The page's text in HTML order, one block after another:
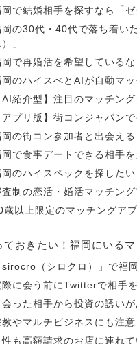
岡で結婚相手を探すなら「ゼ
岡の30代・40代で落ち着い
」
岡で再婚活を希望している
岡のハイスぺとAIが自動マ
AI紹介型】注目のマッチン
アプリ版】街コンジャパン
岡の街コン参加者と出会える
岡で食事デートできる相手
岡のハイスペックを探したい
査制の恋活・婚活マッチング
歳以上限定のマッチングアプ
ておきたい！福岡にいる
sirocro（シロクロ）」で福
際に会う前にTwitterで相手を
会った相手から投資の誘い
教やマルチビジネスにも注意
性も高額請求のお店に連れて